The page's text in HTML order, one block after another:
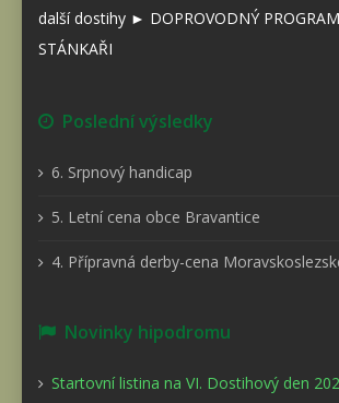
další dostihy ► DOPROVODNÝ
STÁNKAŘI
Poslední výsledky
6. Srpnový handicap
5. Letní cena obce Bravantice
4. Přípravná derby-cena
Novinky hipodromu
Startovní listina na VI. Dostihový den